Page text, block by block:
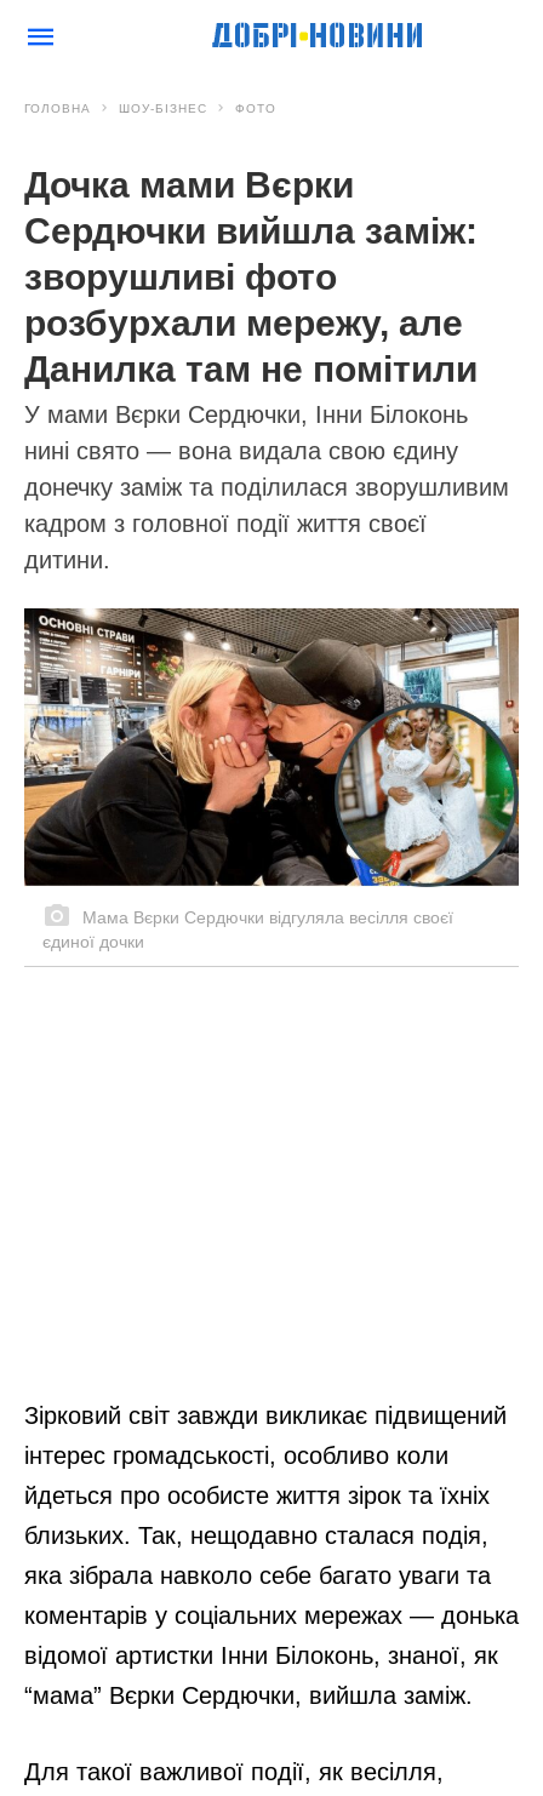
ГОЛОВНА ШОУ-БІЗНЕС ФОТО
Дочка мами Вєрки
Сердючки вийшла заміж:
зворушливі фото
розбурхали мережу, але
Данилка там не помітили
У мами Вєрки Сердючки, Інни Білоконь
нині свято — вона видала свою єдину
донечку заміж та поділилася зворушливим
кадром з головної події життя своєї
дитини.
Мама Вєрки Сердючки відгуляла весілля своєї
єдиної дочки
Зірковий світ завжди викликає підвищений
інтерес громадськості, особливо коли
йдеться про особисте життя зірок та їхніх
близьких. Так, нещодавно сталася подія,
яка зібрала навколо себе багато уваги та
коментарів у соціальних мережах — донька
відомої артистки Інни Білоконь, знаної, як
“мама” Вєрки Сердючки, вийшла заміж.
Для такої важливої події, як весілля,